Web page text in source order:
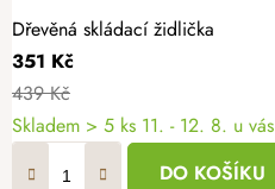
Dřevěná skládací židlička
351 Kč
439 Kč
Skladem > 5 ks 11. - 12. 8. u vás
DO KOŠÍKU